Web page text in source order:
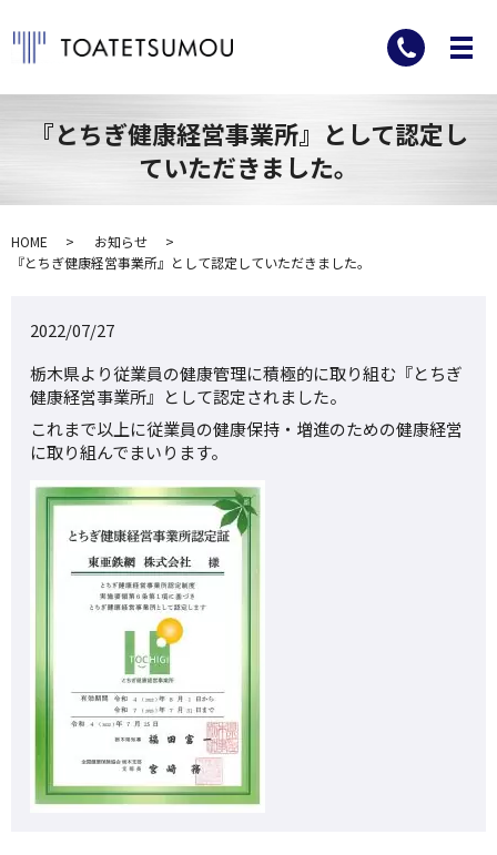
『とちぎ健康経営事業所』として認定し
ていただきました。
HOME
お知らせ
『とちぎ健康経営事業所』として認定していただきました。
2022/07/27
栃木県より従業員の健康管理に積極的に取り組む『とちぎ
健康経営事業所』として認定されました。
これまで以上に従業員の健康保持・増進のための健康経営
に取り組んでまいります。